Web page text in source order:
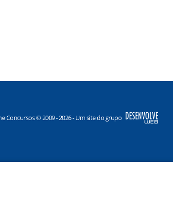
Concursos © 2009 - 2026 - Um site do grupo